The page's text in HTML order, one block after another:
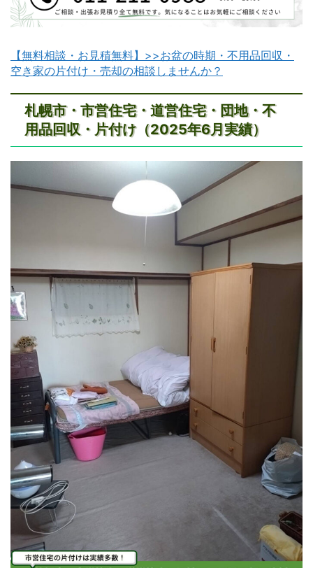
【無料相談・お見積無料】>>お盆の時期・不用品回収・
空き家の片付け・売却の相談しませんか？
札幌市・市営住宅・道営住宅・団地・不
用品回収・片付け（2025年6月実績）